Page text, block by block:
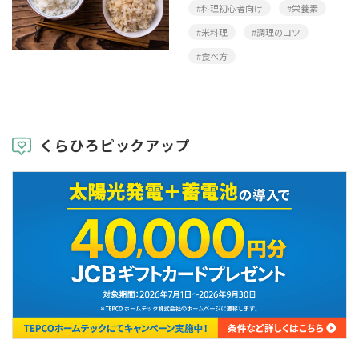
#料理初心者向け
#栄養素
#米料理
#調理のコツ
#食べ方
くらひろピックアップ